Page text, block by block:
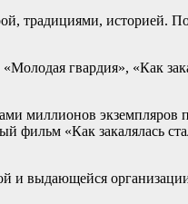
традициями, историей.
гвардия», «Как
миллионов
фильм «Как закалялась
и выдающейся